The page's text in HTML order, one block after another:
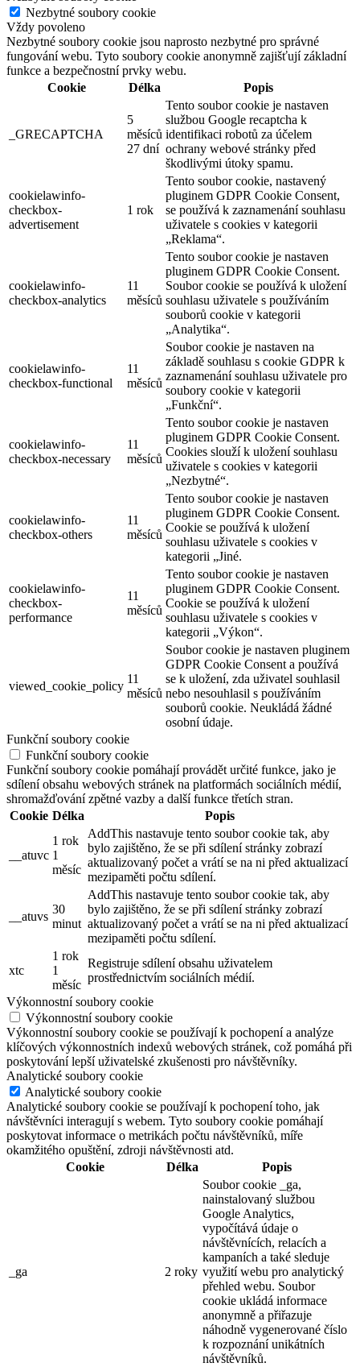
Nezbytné soubory cookie
Vždy povoleno
Nezbytné soubory cookie jsou naprosto nezbytné pro správné
fungování webu. Tyto soubory cookie anonymně zajišťují základní
funkce a bezpečnostní prvky webu.
Cookie
Délka Popis
_GRECAPTCHA
5
měsíců
27 dní
Tento soubor cookie je nastaven
službou Google recaptcha k
identifikaci robotů za účelem
ochrany webové stránky před
škodlivými útoky spamu.
cookielawinfo-
checkbox-
advertisement
1 rok
Tento soubor cookie, nastavený
pluginem GDPR Cookie Consent,
se používá k zaznamenání souhlasu
uživatele s cookies v kategorii
„Reklama“.
cookielawinfo-
checkbox-analytics
11
měsíců
Tento soubor cookie je nastaven
pluginem GDPR Cookie Consent.
Soubor cookie se používá k uložení
souhlasu uživatele s používáním
souborů cookie v kategorii
„Analytika“.
cookielawinfo-
checkbox-functional
11
měsíců
Soubor cookie je nastaven na
základě souhlasu s cookie GDPR k
zaznamenání souhlasu uživatele pro
soubory cookie v kategorii
„Funkční“.
cookielawinfo-
checkbox-necessary
11
měsíců
Tento soubor cookie je nastaven
pluginem GDPR Cookie Consent.
Cookies slouží k uložení souhlasu
uživatele s cookies v kategorii
„Nezbytné“.
cookielawinfo-
checkbox-others
11
měsíců
Tento soubor cookie je nastaven
pluginem GDPR Cookie Consent.
Cookie se používá k uložení
souhlasu uživatele s cookies v
kategorii „Jiné.
cookielawinfo-
checkbox-
performance
11
měsíců
Tento soubor cookie je nastaven
pluginem GDPR Cookie Consent.
Cookie se používá k uložení
souhlasu uživatele s cookies v
kategorii „Výkon“.
viewed_cookie_policy
11
měsíců
Soubor cookie je nastaven pluginem
GDPR Cookie Consent a používá
se k uložení, zda uživatel souhlasil
nebo nesouhlasil s používáním
souborů cookie. Neukládá žádné
osobní údaje.
Funkční soubory cookie
Funkční soubory cookie
Funkční soubory cookie pomáhají provádět určité funkce, jako je
sdílení obsahu webových stránek na platformách sociálních médií,
shromažďování zpětné vazby a další funkce třetích stran.
Cookie Délka Popis
__atuvc
1 rok
1
měsíc
AddThis nastavuje tento soubor cookie tak, aby
bylo zajištěno, že se při sdílení stránky zobrazí
aktualizovaný počet a vrátí se na ni před aktualizací
mezipaměti počtu sdílení.
__atuvs
30
minut
AddThis nastavuje tento soubor cookie tak, aby
bylo zajištěno, že se při sdílení stránky zobrazí
aktualizovaný počet a vrátí se na ni před aktualizací
mezipaměti počtu sdílení.
xtc
1 rok
1
měsíc
Registruje sdílení obsahu uživatelem
prostřednictvím sociálních médií.
Výkonnostní soubory cookie
Výkonnostní soubory cookie
Výkonnostní soubory cookie se používají k pochopení a analýze
klíčových výkonnostních indexů webových stránek, což pomáhá při
poskytování lepší uživatelské zkušenosti pro návštěvníky.
Analytické soubory cookie
Analytické soubory cookie
Analytické soubory cookie se používají k pochopení toho, jak
návštěvníci interagují s webem. Tyto soubory cookie pomáhají
poskytovat informace o metrikách počtu návštěvníků, míře
okamžitého opuštění, zdroji návštěvnosti atd.
Cookie
Délka Popis
_ga 2 roky
Soubor cookie _ga,
nainstalovaný službou
Google Analytics,
vypočítává údaje o
návštěvnících, relacích a
kampaních a také sleduje
využití webu pro analytický
přehled webu. Soubor
cookie ukládá informace
anonymně a přiřazuje
náhodně vygenerované číslo
k rozpoznání unikátních
návštěvníků.